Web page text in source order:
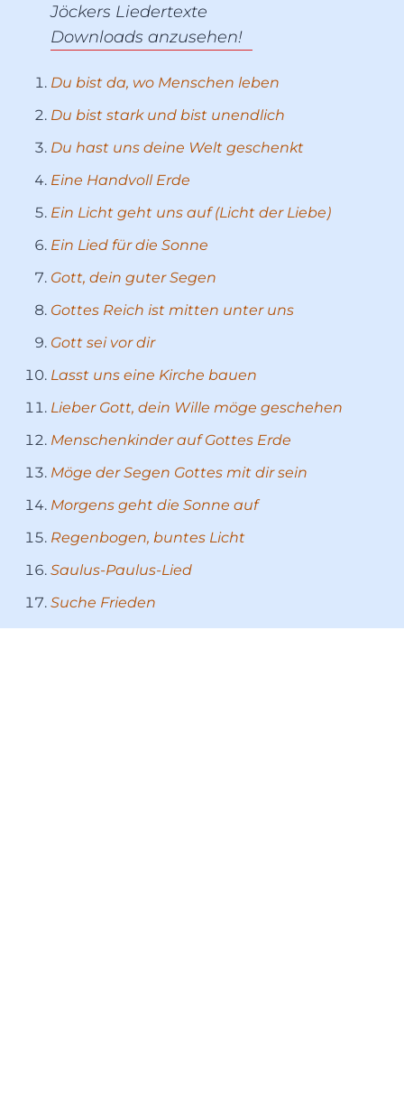
Jöckers Liedertexte
Downloads anzusehen!
Du bist da, wo Menschen leben
Du bist stark und bist unendlich
Du hast uns deine Welt geschenkt
Eine Handvoll Erde
Ein Licht geht uns auf (Licht der Liebe)
Ein Lied für die Sonne
Gott, dein guter Segen
Gottes Reich ist mitten unter uns
Gott sei vor dir
Lasst uns eine Kirche bauen
Lieber Gott, dein Wille möge geschehen
Menschenkinder auf Gottes Erde
Möge der Segen Gottes mit dir sein
Morgens geht die Sonne auf
Regenbogen, buntes Licht
Saulus-Paulus-Lied
Suche Frieden